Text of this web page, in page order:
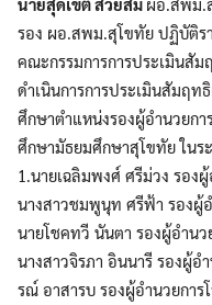
รอง ผอ.สพม.สุโขทัย ปฏิบัติ
คณะกรรมการการประเมินสั
ดำเนินการการประเมินสัมฤ
ศึกษาตำแหน่งรองผู้อำนวยก
ศึกษามัธยมศึกษาสุโขทัย ในร
1.นายเฉลิมพงศ์ ศรีม่วง รอง
นางสาวชมพูนุท ศรีฟ้า รองผู้
นายโชคทวี นันตา รองผู้อำนว
นางสาวจิรภา อินนารี รองผู้อ
รณ์ อาสารบ รองผู้อำนวยการ